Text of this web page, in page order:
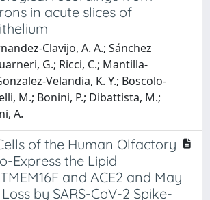
in acute slices of
Clavijo, A. A.; Sánchez
G.; Ricci, C.; Mantilla-
Velandia, K. Y.; Boscolo-
M.; Bonini, P.; Dibattista, M.;
A.
of the Human Olfactory
Express the Lipid
and ACE2 and May
by SARS-CoV-2 Spike-